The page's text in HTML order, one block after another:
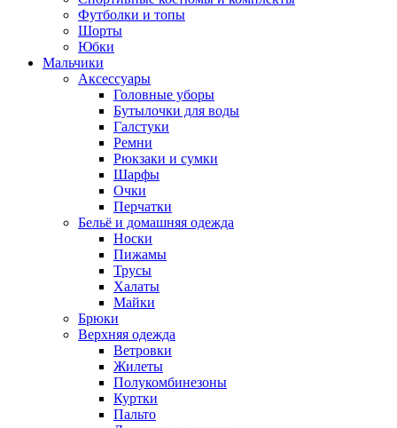
Футболки и топы
Шорты
Юбки
Мальчики
Аксессуары
Головные уборы
Бутылочки для воды
Галстуки
Ремни
Рюкзаки и сумки
Шарфы
Очки
Перчатки
Бельё и домашняя одежда
Носки
Пижамы
Трусы
Халаты
Майки
Брюки
Верхняя одежда
Ветровки
Жилеты
Полукомбинезоны
Куртки
Пальто